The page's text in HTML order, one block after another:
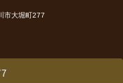
市大堀町277